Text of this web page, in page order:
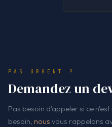
PAS URGENT ?
Demandez un
Pas besoin d'appeler si ce
besoin, nous vous rappelons